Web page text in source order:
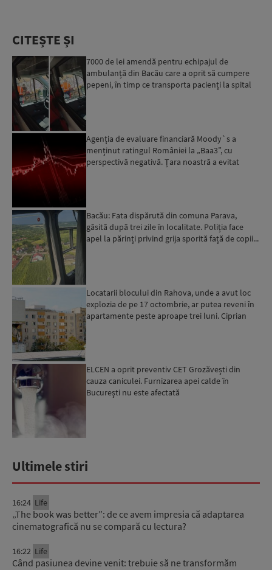
CITEȘTE ȘI
7000 de lei amendă pentru echipajul de
ambulanță din Bacău care a oprit să cumpere
pepeni, în timp ce transporta pacienți la spital
Agenția de evaluare financiară Moody`s a
menținut ratingul României la „Baa3”, cu
perspectivă negativă. Țara noastră a evitat
Bacău: Fata dispărută din comuna Parava,
găsită după trei zile în localitate. Poliția face
apel la părinți privind grija sporită față de copii...
Locatarii blocului din Rahova, unde a avut loc
explozia de pe 17 octombrie, ar putea reveni în
apartamente peste aproape trei luni. Ciprian
ELCEN a oprit preventiv CET Grozăvești din
cauza caniculei. Furnizarea apei calde în
Bucureşti nu este afectată
Ultimele stiri
16:24 Life
„The book was better”: de ce avem impresia că adaptarea
cinematografică nu se compară cu lectura?
16:22 Life
Când pasiunea devine venit: trebuie să ne transformăm